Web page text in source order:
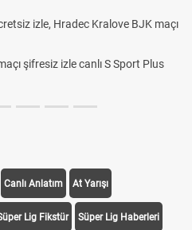
izle, Hradec Kralove BJK maçı
şifresiz izle canlı S Sport Plus
Canlı Anlatım At Yarışı
Lig Fikstür Süper Lig Haberleri